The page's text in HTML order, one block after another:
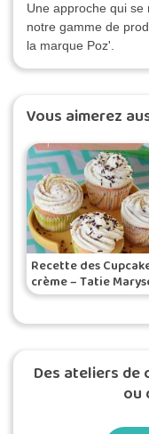
Une approche qui
notre gamme de
la marque Poz'.
Vous aimerez
Recette des
crème – Tatie
Des ateliers de
ou